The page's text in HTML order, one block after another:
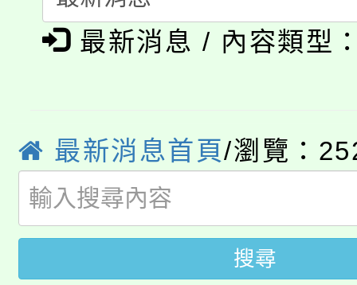
程，歡迎學生輔導中心
縣市「校園短影音徵選
115年食農教育專業人
程
學期銜接期間理賠案件
版
公告本校115學年度第
代理(課)教師甄選結果(
「2026金融保險知識
車」活動
桃園市115學年度學生
生本土語及新住民語歌
公告本校115學年度第
最新消息 / 內容類型
最新消息首頁/瀏覽：
搜尋